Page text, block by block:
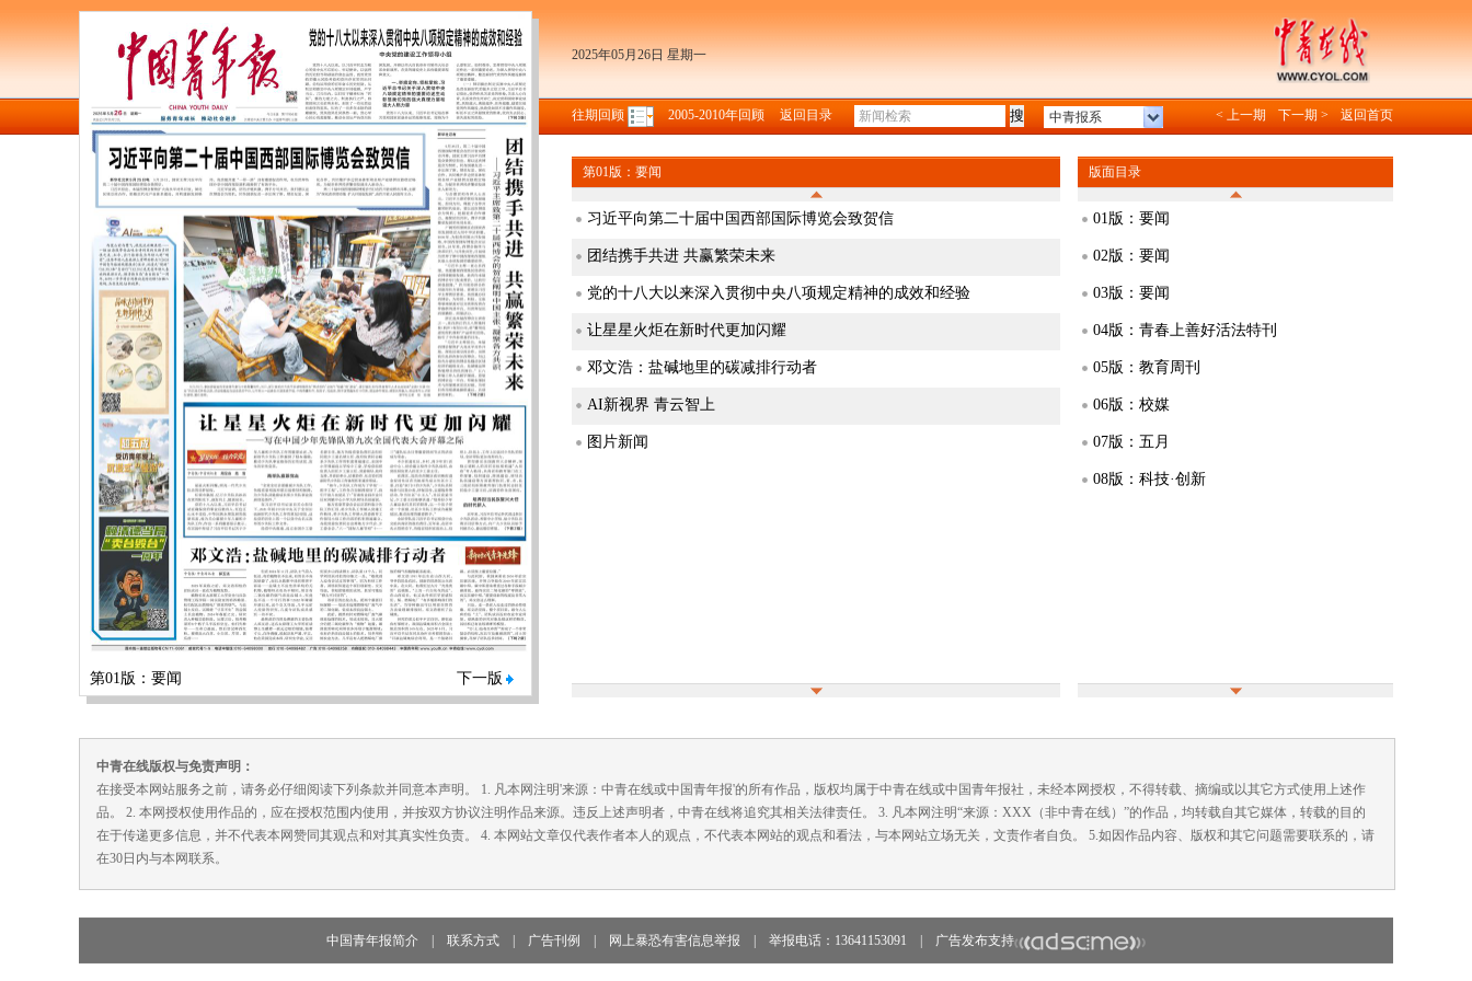
第01版：要闻 下一版
2025年05月26日 星期一
往期回顾 2005-2010年回顾 返回目录 中青报系 < 上一期 下一期 > 返回首页
第01版：要闻
习近平向第二十届中国西部国际博览会致贺信
团结携手共进 共赢繁荣未来
党的十八大以来深入贯彻中央八项规定精神的成效和经验
让星星火炬在新时代更加闪耀
邓文浩：盐碱地里的碳减排行动者
AI新视界 青云智上
图片新闻
版面目录
01版：要闻
02版：要闻
03版：要闻
04版：青春上善好活法特刊
05版：教育周刊
06版：校媒
07版：五月
08版：科技·创新
中青在线版权与免责声明：
在接受本网站服务之前，请务必仔细阅读下列条款并同意本声明。 1. 凡本网注明'来源：中青在线或中国青年报'的所有作品，版权均属于中青在线或中国青年报社，未经本网授权，不得转载、摘编或以其它方式使用上述作
品。 2. 本网授权使用作品的，应在授权范围内使用，并按双方协议注明作品来源。违反上述声明者，中青在线将追究其相关法律责任。 3. 凡本网注明“来源：XXX（非中青在线）”的作品，均转载自其它媒体，转载的目的
在于传递更多信息，并不代表本网赞同其观点和对其真实性负责。 4. 本网站文章仅代表作者本人的观点，不代表本网站的观点和看法，与本网站立场无关，文责作者自负。 5.如因作品内容、版权和其它问题需要联系的，请
在30日内与本网联系。
中国青年报简介 联系方式 广告刊例 网上暴恐有害信息举报 举报电话：13641153091 广告发布支持